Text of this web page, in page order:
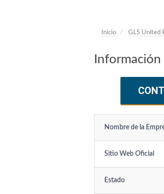
Inicio GLS United
Nombre de la
Sitio Web Oficial
Estado